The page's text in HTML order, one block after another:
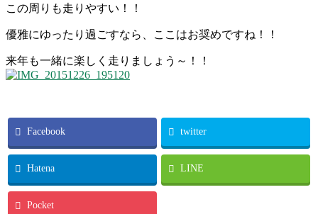
この周りも走りやすい！！
優雅にゆったり過ごすなら、ここはお奨めですね！！
来年も一緒に楽しく走りましょう～！！
Facebook twitter
Hatena LINE
Pocket